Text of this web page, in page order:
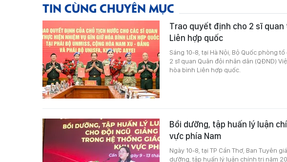
TIN CÙNG CHUYÊN MỤC
Trao quyết định cho 2 sĩ
Liên hợp quốc
Sáng 10-8, tại Hà Nội, Bộ Quốc phòng
2 sĩ quan Quân đội nhân dân (QĐND)
hòa bình Liên hợp quốc.
Bồi dưỡng, tập huấn lý luận
vực phía Nam
Ngày 10-8, tại TP Cần Thơ, Ban Tuyên
dưỡng, tập huấn lý luận chính trị năm